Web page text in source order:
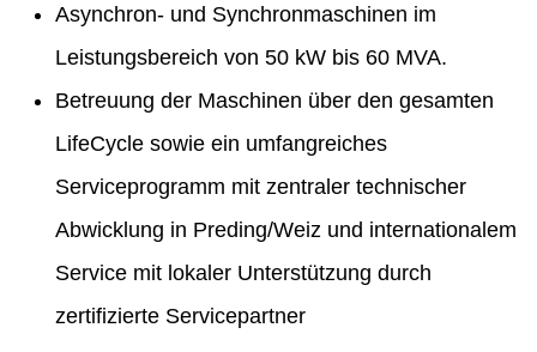
Asynchron- und Synchronmaschinen im
Leistungsbereich von 50 kW bis 60 MVA.
Betreuung der Maschinen über den gesamten
LifeCycle sowie ein umfangreiches
Serviceprogramm mit zentraler technischer
Abwicklung in Preding/Weiz und internationalem
Service mit lokaler Unterstützung durch
zertifizierte Servicepartner